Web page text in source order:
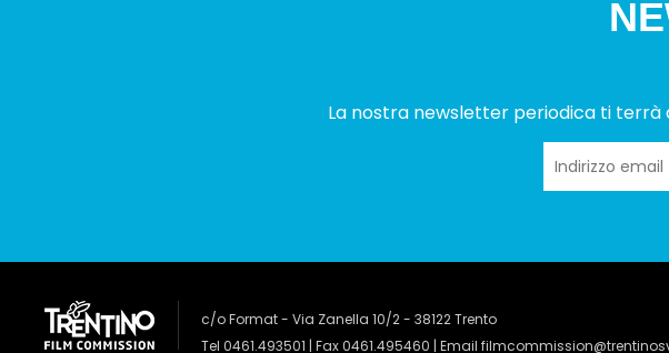
La nostra newsletter periodica ti terrà
c/o Format - Via Zanella 10/2 - 38122 Trento
Tel 0461.493501 | Fax 0461.495460 | Email